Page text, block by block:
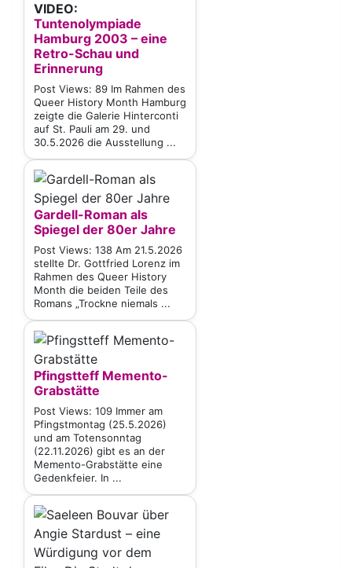
VIDEO:
Tuntenolympiade
Hamburg 2003 – eine
Retro-Schau und
Erinnerung
Post Views: 89 Im Rahmen des
Queer History Month Hamburg
zeigte die Galerie Hinterconti
auf St. Pauli am 29. und
30.5.2026 die Ausstellung ...
Gardell-Roman als
Spiegel der 80er Jahre
Post Views: 138 Am 21.5.2026
stellte Dr. Gottfried Lorenz im
Rahmen des Queer History
Month die beiden Teile des
Romans „Trockne niemals ...
Pfingstteff Memento-
Grabstätte
Post Views: 109 Immer am
Pfingstmontag (25.5.2026)
und am Totensonntag
(22.11.2026) gibt es an der
Memento-Grabstätte eine
Gedenkfeier. In ...